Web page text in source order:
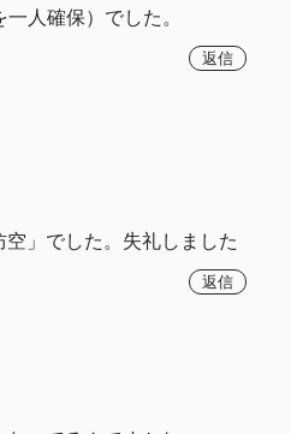
人確保）でした。
返信
空」でした。失礼しました
返信